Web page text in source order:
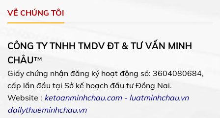
VỀ CHÚNG TÔI
CÔNG TY TNHH TMDV ĐT & TƯ VẤN MINH
CHÂU™
Giấy chứng nhận đăng ký hoạt động số: 3604080684,
cấp lần đầu tại Sở kế hoạch đầu tư Đồng Nai.
Website : ketoanminhchau.com- luatminhchau.vn
dailythueminhchau.vn